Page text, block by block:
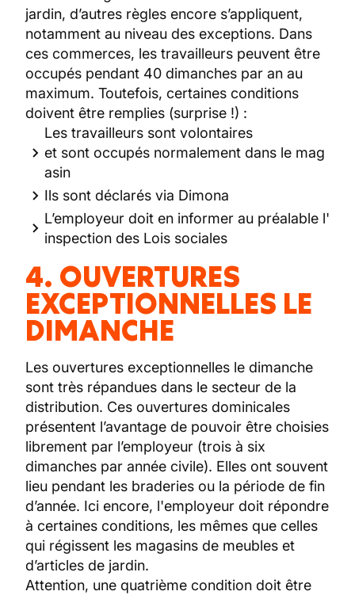
jardin, d’autres règles encore s’appliquent,
notamment au niveau des exceptions. Dans
ces commerces, les travailleurs peuvent être
occupés pendant 40 dimanches par an au
maximum. Toutefois, certaines conditions
doivent être remplies (surprise !) :
Les travailleurs sont volontaires
et sont occupés normalement dans le mag
asin
Ils sont déclarés via Dimona
L’employeur doit en informer au préalable l'
inspection des Lois sociales
4. OUVERTURES
EXCEPTIONNELLES LE
DIMANCHE
Les ouvertures exceptionnelles le dimanche
sont très répandues dans le secteur de la
distribution. Ces ouvertures dominicales
présentent l’avantage de pouvoir être choisies
librement par l’employeur (trois à six
dimanches par année civile). Elles ont souvent
lieu pendant les braderies ou la période de fin
d’année. Ici encore, l'employeur doit répondre
à certaines conditions, les mêmes que celles
qui régissent les magasins de meubles et
d’articles de jardin.
Attention, une quatrième condition doit être